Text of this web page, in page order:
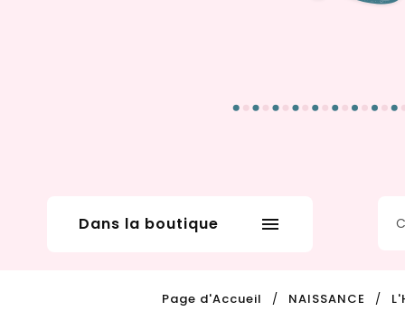
Dans la boutique 
Page d'Accueil NAISSANCE